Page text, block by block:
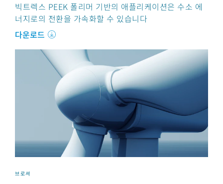
빅트렉스 PEEK 폴리머 기반의 애플리케이션은 수소 에
너지로의 전환을 가속화할 수 있습니다
다운로드
브로셔